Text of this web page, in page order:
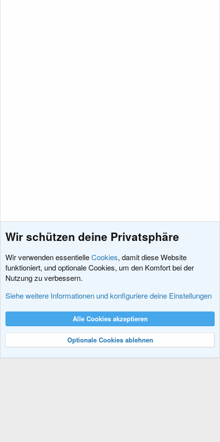
Schlagworte
Nutzungsbedingungen Datenschutz
R
Community platform by XenForo® © 2010-2024 XenForo Ltd.
Wir schützen deine Privatsphäre
Wir verwenden essentielleCookies, damit diese Website
funktioniert, und optionale Cookies, um den Komfort bei der
Nutzung zu verbessern.
Siehe weitere Informationen und konfiguriere deine Einstellungen
Alle Cookies akzeptieren
Optionale Cookies ablehnen